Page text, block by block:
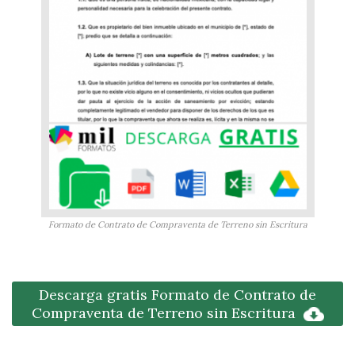
Formato de Contrato de Compraventa de Terreno sin Escritura
Descarga gratis Formato de Contrato de
Compraventa de Terreno sin Escritura